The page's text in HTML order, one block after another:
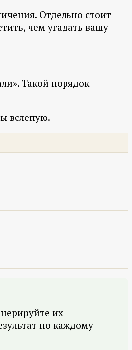
Отдельно стоит
чем угадать вашу
Такой порядок
вслепую.
их
по каждому